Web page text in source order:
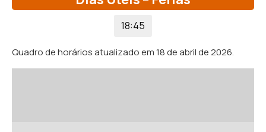
18:45
Quadro de horários atualizado em 18 de abril de 2026.